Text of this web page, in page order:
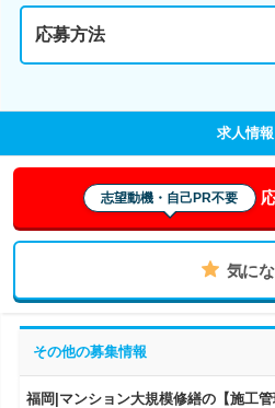
応募方法
求人情報
志望動機・自己PR不要
気に
その他の募集情報
福岡|マンション大規模修繕の【施工